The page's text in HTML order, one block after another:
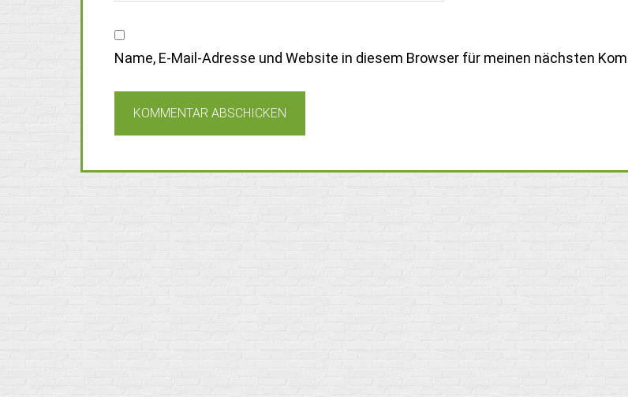
Name, E-Mail-Adresse und Website in diesem Browser für meinen nächsten